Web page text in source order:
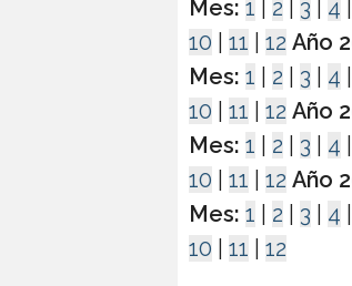
Mes: 1 2 3 4
10 |11 |12 Año
Mes: 1 2 3 4
10 |11 |12 Año
Mes: 1 2 3 4
10 |11 |12 Año
Mes: 1 2 3 4
10 |11 |12